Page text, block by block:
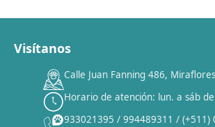
DÍAS HORAS MIN
Visítanos
Calle Juan Fanning 486,
Horario de atención: lun. a sáb
933021395 / 994489311 / (+511)